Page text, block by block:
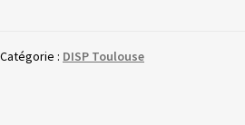
Catégorie : DISP Toulouse